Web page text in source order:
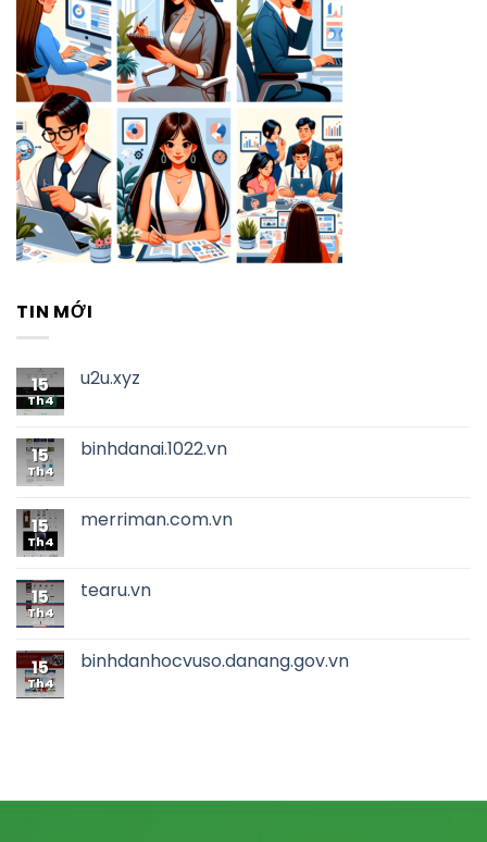
TIN MỚI
15
Th4
u2u.xyz
15
Th4
binhdanai.1022.vn
15
Th4
merriman.com.vn
15
Th4
tearu.vn
15
Th4
binhdanhocvuso.danang.gov.vn